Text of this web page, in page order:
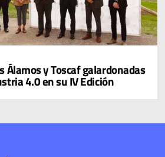
Álamos y Toscaf galardonadas
4.0 en su IV Edición